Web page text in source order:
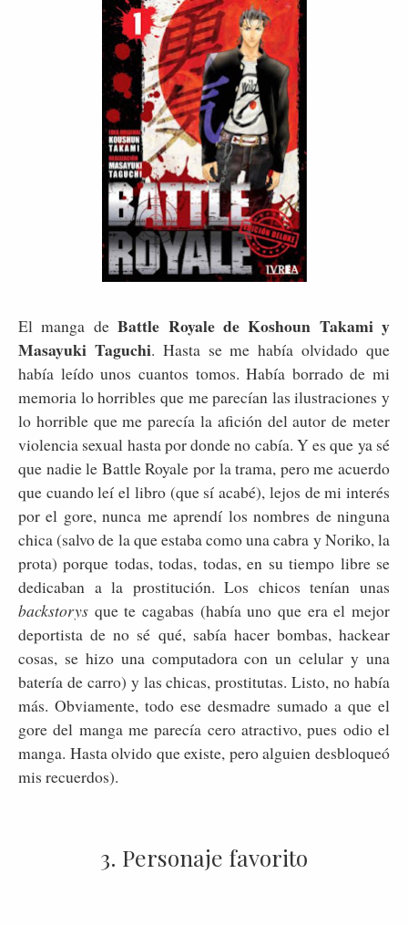
El manga deBattle Royale de Koshoun Takami y
Masayuki Taguchi. Hasta se me había olvidado que
había leído unos cuantos tomos. Había borrado de mi
memoria lo horribles que me parecían las ilustraciones y
lo horrible que me parecía la afición del autor de meter
violencia sexual hasta por donde no cabía. Y es que ya sé
que nadie le Battle Royale por la trama, pero me acuerdo
que cuando leí el libro (que sí acabé), lejos de mi interés
por el gore, nunca me aprendí los nombres de ninguna
chica (salvo de la que estaba como una cabra y Noriko, la
prota) porque todas, todas, todas, en su tiempo libre se
dedicaban a la prostitución. Los chicos tenían unas
backstorys que te cagabas (había uno que era el mejor
deportista de no sé qué, sabía hacer bombas, hackear
cosas, se hizo una computadora con un celular y una
batería de carro) y las chicas, prostitutas. Listo, no había
más. Obviamente, todo ese desmadre sumado a que el
gore del manga me parecía cero atractivo, pues odio el
manga. Hasta olvido que existe, pero alguien desbloqueó
mis recuerdos).
3. Personaje favorito